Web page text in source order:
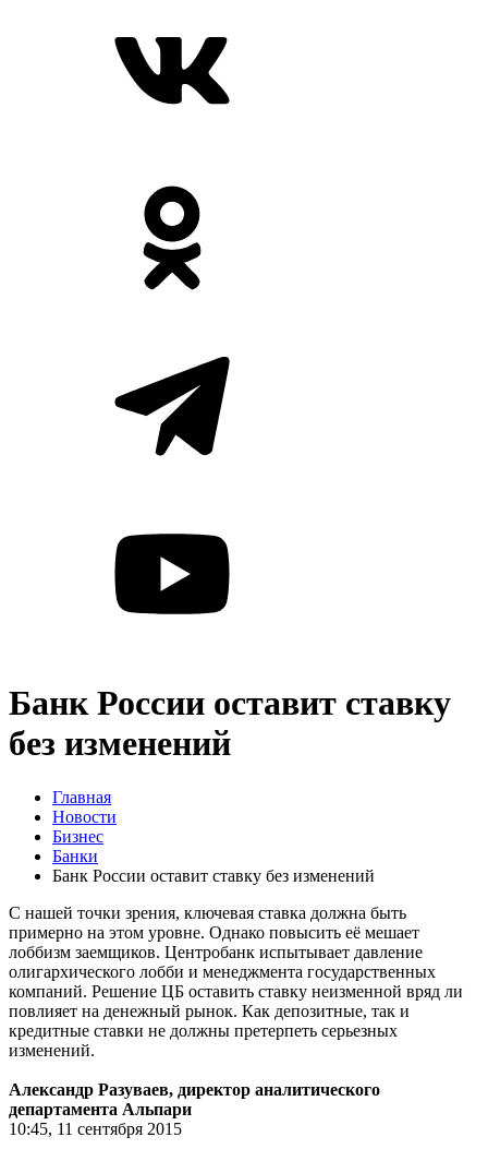
Банк России оставит ставку
без изменений
Главная
Новости
Бизнес
Банки
Банк России оставит ставку без изменений
С нашей точки зрения, ключевая ставка должна быть
примерно на этом уровне. Однако повысить её мешает
лоббизм заемщиков. Центробанк испытывает давление
олигархического лобби и менеджмента государственных
компаний. Решение ЦБ оставить ставку неизменной вряд ли
повлияет на денежный рынок. Как депозитные, так и
кредитные ставки не должны претерпеть серьезных
изменений.
Александр Разуваев, директор аналитического
департамента Альпари
10:45, 11 сентября 2015